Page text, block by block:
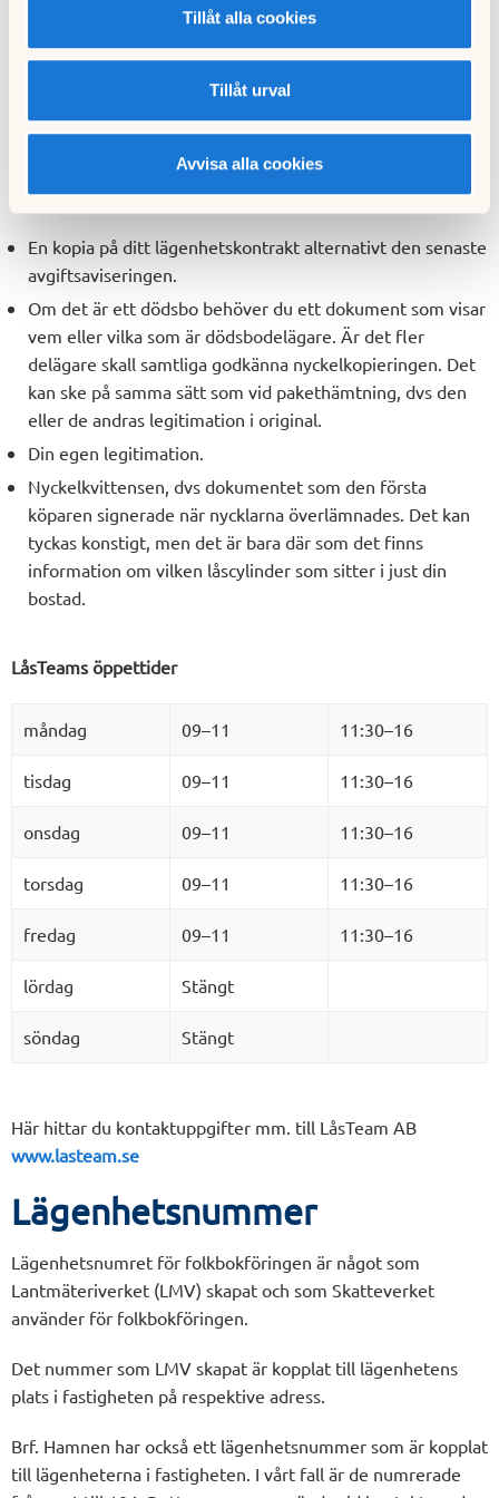
Tillåt alla cookies
Tillåt urval
Avvisa alla cookies
Nycklarna till din ytterdörr är spärrade från kopiering. Det är
Behöver du extra nycklar vänder du dig till LåsTeam AB på
Kvantum. Fortsätt bara cirka 50m förbi så är du framme.
Ring gärna i förväg och boka en tid. För att få en extra
nyckel behöver du också ha med dig vissa dokument:
En kopia på ditt lägenhetskontrakt alternativt den senaste
avgiftsaviseringen.
Om det är ett dödsbo behöver du ett dokument som visar
vem eller vilka som är dödsbodelägare. Är det fler
delägare skall samtliga godkänna nyckelkopieringen. Det
kan ske på samma sätt som vid pakethämtning, dvs den
eller de andras legitimation i original.
Din egen legitimation.
Nyckelkvittensen, dvs dokumentet som den första
köparen signerade när nycklarna överlämnades. Det kan
tyckas konstigt, men det är bara där som det finns
information om vilken låscylinder som sitter i just din
bostad.
LåsTeams öppettider
måndag 09–11 11:30–16
tisdag 09–11 11:30–16
onsdag 09–11 11:30–16
torsdag 09–11 11:30–16
fredag 09–11 11:30–16
lördag Stängt
söndag Stängt
Här hittar du kontaktuppgifter mm. till LåsTeam AB
www.lasteam.se
Lägenhetsnummer
Lägenhetsnumret för folkbokföringen är något som
Lantmäteriverket (LMV) skapat och som Skatteverket
använder för folkbokföringen.
Det nummer som LMV skapat är kopplat till lägenhetens
plats i fastigheten på respektive adress.
Brf. Hamnen har också ett lägenhetsnummer som är kopplat
till lägenheterna i fastigheten. I vårt fall är de numrerade